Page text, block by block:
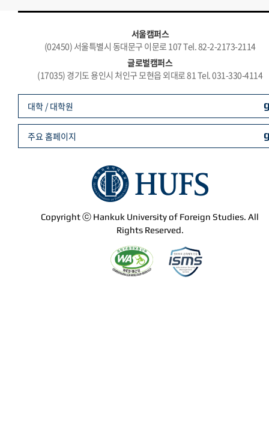
서울캠퍼스
(02450) 서울특별시 동대문구 이문로 107 Tel. 82-2-2173-2114
글로벌캠퍼스
(17035) 경기도 용인시 처인구 모현읍 외대로 81 Tel. 031-330-4114
Copyright ⓒ Hankuk University of Foreign Studies. All
Rights Reserved.
대학 / 대학원
주요 홈페이지